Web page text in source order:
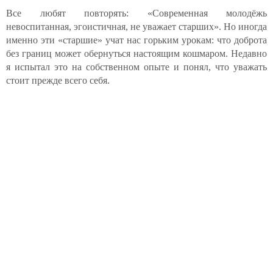
Все любят повторять: «Современная молодёжь
невоспитанная, эгоистичная, не уважает старших». Но иногда
именно эти «старшие» учат нас горьким урокам: что доброта
без границ может обернуться настоящим кошмаром. Недавно
я испытал это на собственном опыте и понял, что уважать
стоит прежде всего себя.